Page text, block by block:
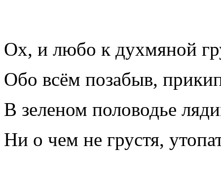
Ох, и любо к духмяной
Обо всём позабыв,
В зеленом половодье
Ни о чем не грустя,